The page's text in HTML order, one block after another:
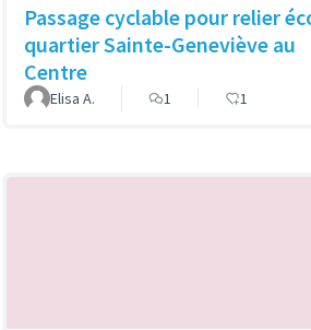
Passage cyclable pour relier
quartier Sainte-Geneviève au
Centre
Elisa A. 1 1